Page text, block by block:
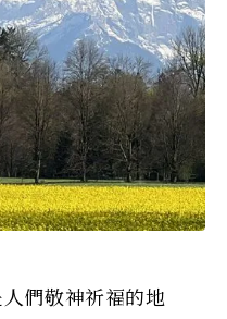
們敬神祈福的地